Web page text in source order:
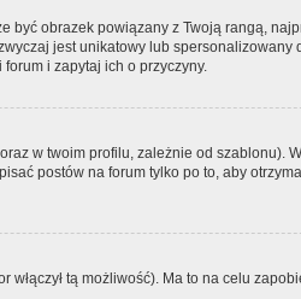
obrazek powiązany z Twoją rangą,
jest unikatowy lub
i zapytaj ich o przyczyny.
w twoim profilu, zależnie od szablonu).
postów na forum tylko po to, aby
tą możliwość). Ma to na celu